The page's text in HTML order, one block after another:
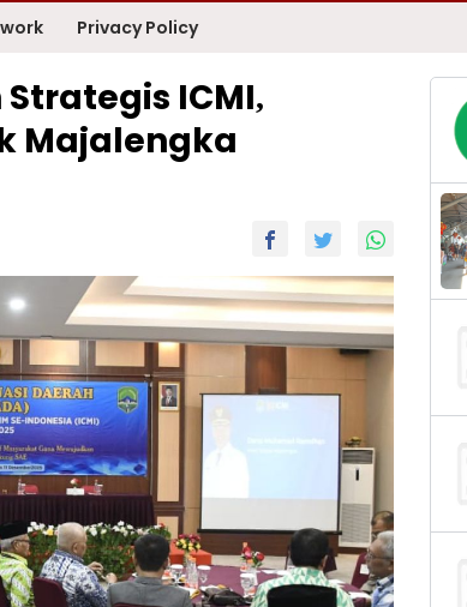
Privacy Policy
ICMI,
Majalengka